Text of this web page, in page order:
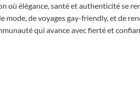
où élégance, santé et authenticité se
mode, de voyages gay-friendly, et de
qui avance avec fierté et